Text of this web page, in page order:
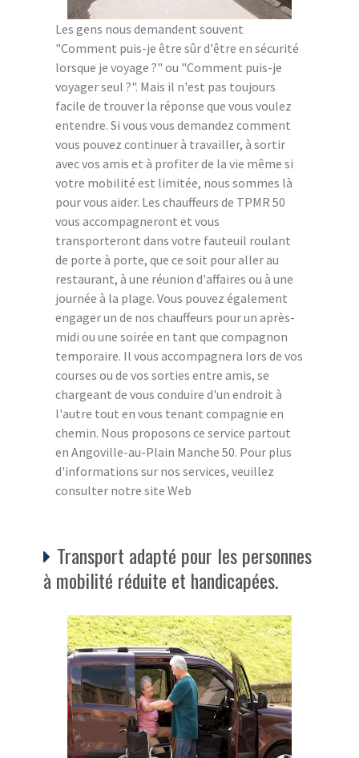
Les gens nous demandent souvent
"Comment puis-je être sûr d'être en sécurité
lorsque je voyage ?" ou "Comment puis-je
voyager seul ?". Mais il n'est pas toujours
facile de trouver la réponse que vous voulez
entendre. Si vous vous demandez comment
vous pouvez continuer à travailler, à sortir
avec vos amis et à profiter de la vie même si
votre mobilité est limitée, nous sommes là
pour vous aider. Les chauffeurs de TPMR 50
vous accompagneront et vous
transporteront dans votre fauteuil roulant
de porte à porte, que ce soit pour aller au
restaurant, à une réunion d'affaires ou à une
journée à la plage. Vous pouvez également
engager un de nos chauffeurs pour un après-
midi ou une soirée en tant que compagnon
temporaire. Il vous accompagnera lors de vos
courses ou de vos sorties entre amis, se
chargeant de vous conduire d'un endroit à
l'autre tout en vous tenant compagnie en
chemin. Nous proposons ce service partout
en Angoville-au-Plain Manche 50. Pour plus
d'informations sur nos services, veuillez
consulter notre site Web
Transport adapté pour les personnes
à mobilité réduite et handicapées.